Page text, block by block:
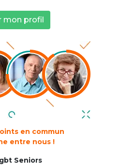
mon profil
en commun
entre nous !
Seniors